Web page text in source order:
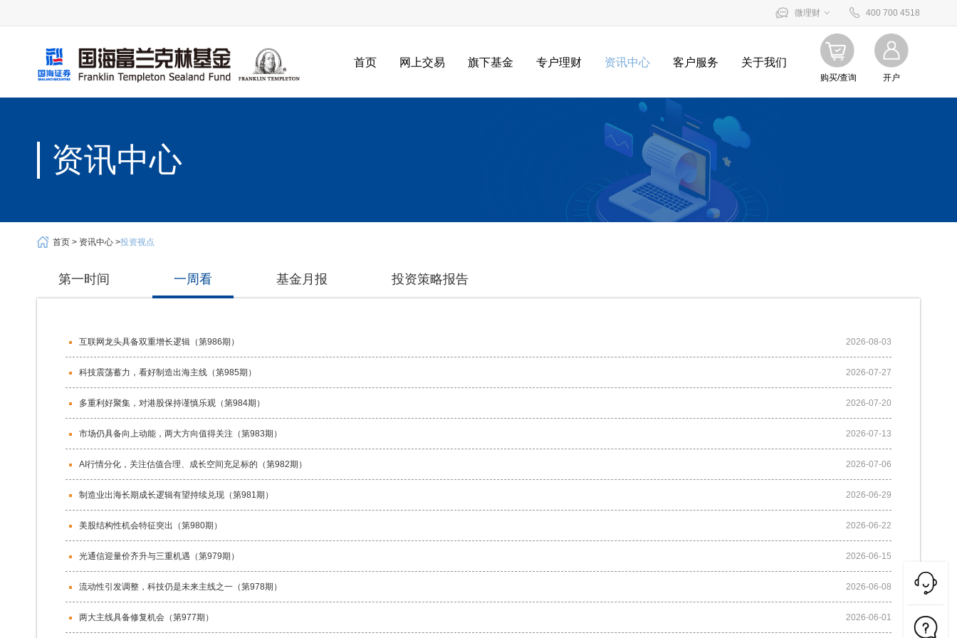
微理财 400 700 4518
首页 网上交易 旗下基金 专户理财 资讯中心 客户服务 关于我们
购买/查询 开户
资讯中心
首页 > 资讯中心 >投资视点
第一时间 一周看 基金月报 投资策略报告
互联网龙头具备双重增长逻辑（第986期） 2026-08-03
科技震荡蓄力，看好制造出海主线（第985期） 2026-07-27
多重利好聚集，对港股保持谨慎乐观（第984期） 2026-07-20
市场仍具备向上动能，两大方向值得关注（第983期） 2026-07-13
AI行情分化，关注估值合理、成长空间充足标的（第982期） 2026-07-06
制造业出海长期成长逻辑有望持续兑现（第981期） 2026-06-29
美股结构性机会特征突出（第980期） 2026-06-22
光通信迎量价齐升与三重机遇（第979期） 2026-06-15
流动性引发调整，科技仍是未来主线之一（第978期） 2026-06-08
两大主线具备修复机会（第977期） 2026-06-01